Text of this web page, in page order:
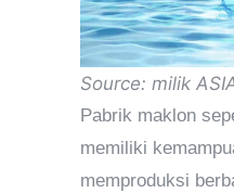
Source: milik
Pabrik maklon
memiliki
memproduksi